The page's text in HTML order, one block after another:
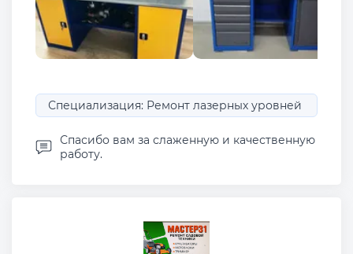
Специализация: Ремонт лазерных уровней
Спасибо вам за слаженную и качественную
работу.